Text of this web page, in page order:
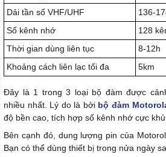
Dải tần số VHF/UHF
136-
Số kênh nhớ
128
Thời gian dùng liên tục
8-12h
Khoảng cách liên lạc tối đa
5km
Đây là 1 trong 3 loại bộ đàm được
nhiều nhất. Lý do là bởi bộ đàm
độ bền cao, tích hợp số kênh nhớ cực
Bên cạnh đó, dung lượng pin của
Bạn có thể dùng thiết bị trong nửa ngày